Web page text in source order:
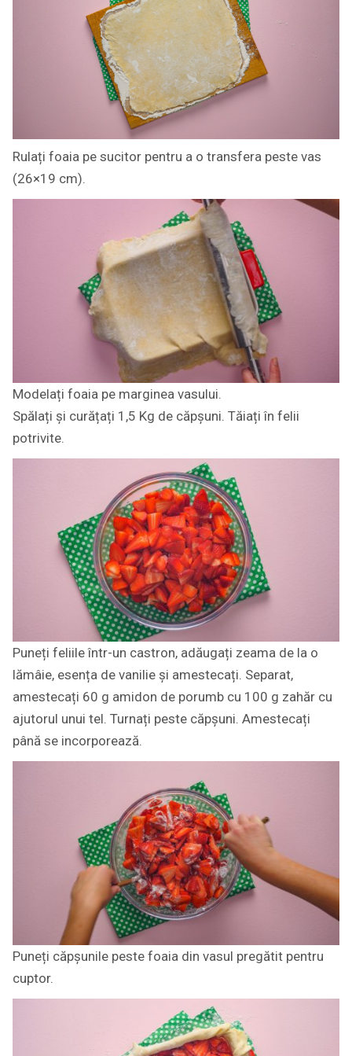
Rulați foaia pe sucitor pentru a o transfera peste vas
(26×19 cm).
Modelați foaia pe marginea vasului.
Spălați și curățați 1,5 Kg de căpșuni. Tăiați în felii
potrivite.
Puneți feliile într-un castron, adăugați zeama de la o
lămâie, esența de vanilie și amestecați. Separat,
amestecați 60 g amidon de porumb cu 100 g zahăr cu
ajutorul unui tel. Turnați peste căpșuni. Amestecați
până se incorporează.
Puneți căpșunile peste foaia din vasul pregătit pentru
cuptor.